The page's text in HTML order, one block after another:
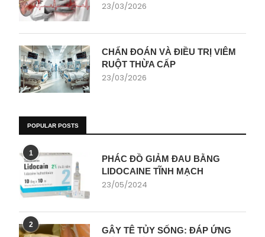
23/03/2026
CHẨN ĐOÁN VÀ ĐIỀU TRỊ VIÊM
RUỘT THỪA CẤP
23/03/2026
POPULAR POSTS
1
PHÁC ĐỒ GIẢM ĐAU BẰNG
LIDOCAINE TĨNH MẠCH
23/05/2024
2
GÂY TÊ TỦY SỐNG: ĐÁP ỨNG